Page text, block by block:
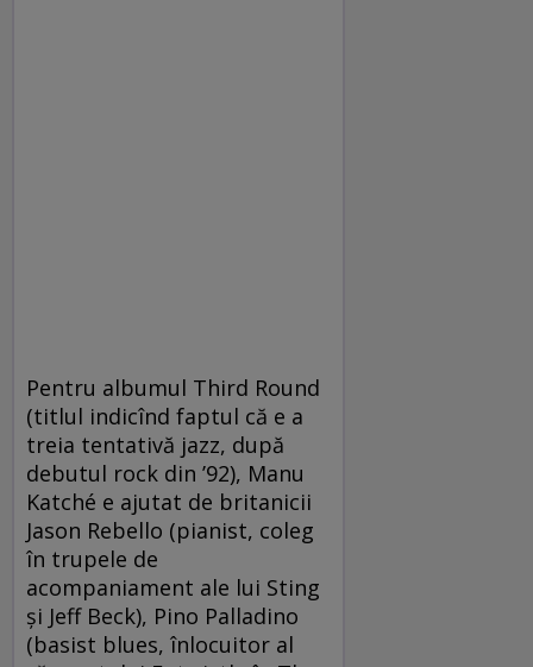
Pentru albumul Third Round
(titlul indicînd faptul că e a
treia tentativă jazz, după
debutul rock din ’92), Manu
Katché e ajutat de britanicii
Jason Rebello (pianist, coleg
în trupele de
acompaniament ale lui Sting
şi Jeff Beck), Pino Palladino
(basist blues, înlocuitor al